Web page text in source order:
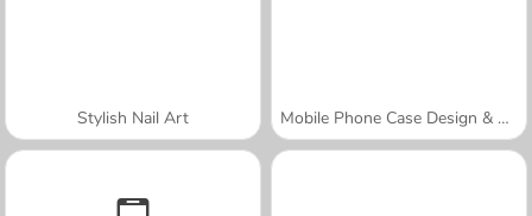
Stylish Nail Art Mobile Phone Case Design & DIY